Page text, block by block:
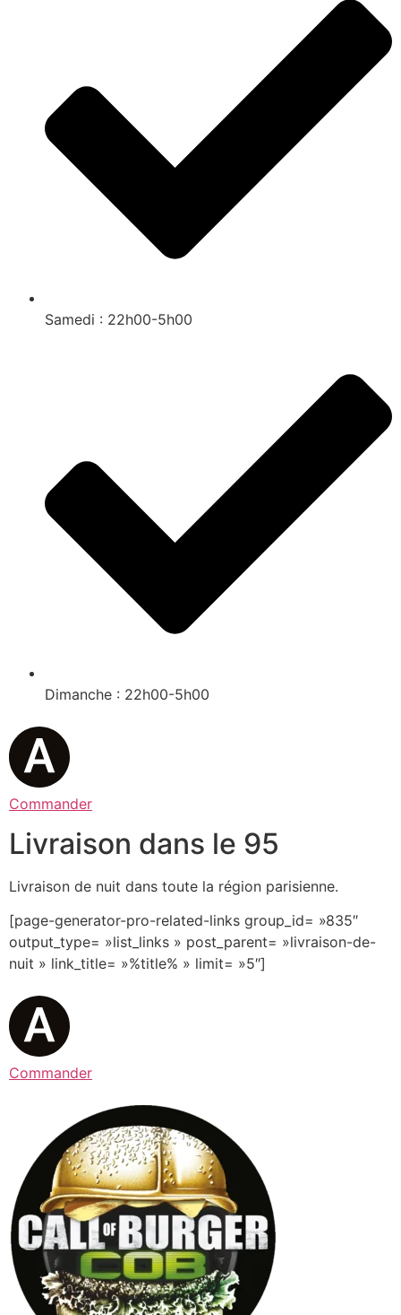
Samedi : 22h00-5h00
Dimanche : 22h00-5h00
Commander
Livraison dans le 95
Livraison de nuit dans toute la région parisienne.
[page-generator-pro-related-links group_id= »835″
output_type= »list_links » post_parent= »livraison-de-
nuit » link_title= »%title% » limit= »5″]
Commander